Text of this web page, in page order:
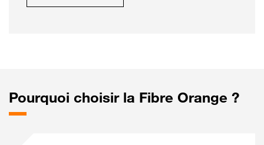
Pourquoi choisir la Fibre Orange ?